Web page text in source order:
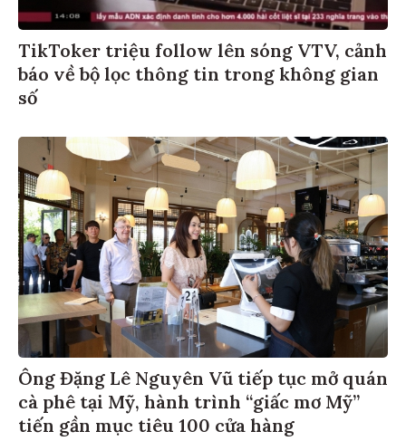
TikToker triệu follow lên sóng VTV, cảnh
báo về bộ lọc thông tin trong không gian
số
Ông Đặng Lê Nguyên Vũ tiếp tục mở quán
cà phê tại Mỹ, hành trình “giấc mơ Mỹ”
tiến gần mục tiêu 100 cửa hàng